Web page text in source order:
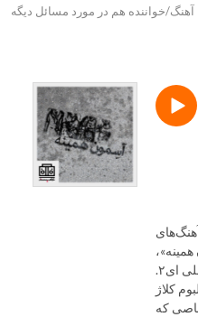
آهنگ/خواننده هم در مورد مسائل دیگه
اثر مشترک گروه تیک‌تاک و امیرعلی ای۲.
توی آلبوم کلاژ
که